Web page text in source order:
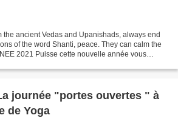
the ancient Vedas and Upanishads, always end
of the word Shanti, peace. They can calm the
2021 Puisse cette nouvelle année vous
journée "portes ouvertes " à
de Yoga